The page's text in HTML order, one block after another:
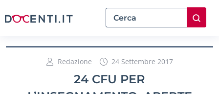
Redazione 24 Settembre 2017
24 CFU PER